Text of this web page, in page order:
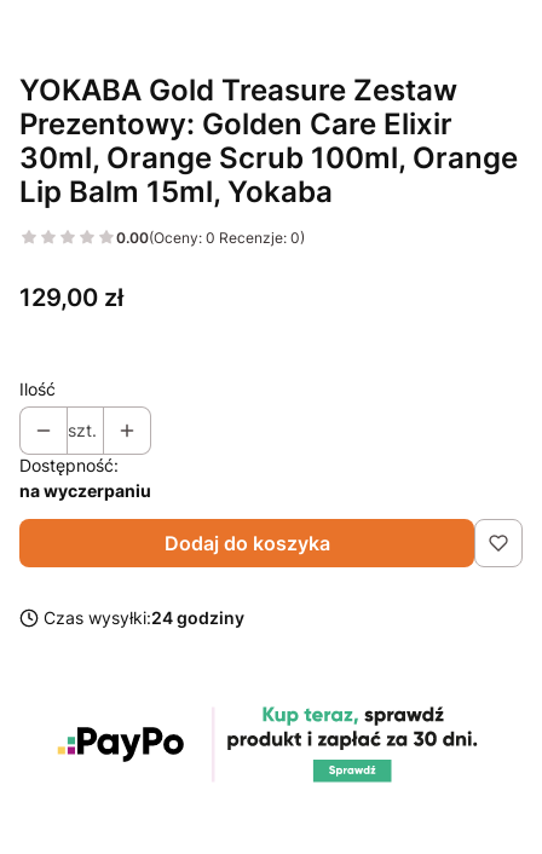
YOKABA Gold Treasure Zestaw
Prezentowy: Golden Care Elixir
30ml, Orange Scrub 100ml, Orange
Lip Balm 15ml, Yokaba
0.00(Oceny: 0 Recenzje: 0)
Cena
129,00 zł
Ilość
szt.
Dostępność:
na wyczerpaniu
Dodaj do koszyka
Czas wysyłki:24 godziny